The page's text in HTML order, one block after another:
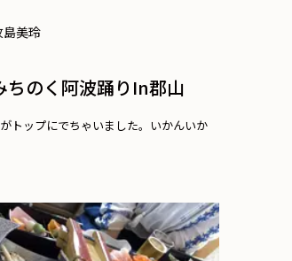
島美玲
ちのく阿波踊りin郡山
トップにでちゃいました。いかんいか